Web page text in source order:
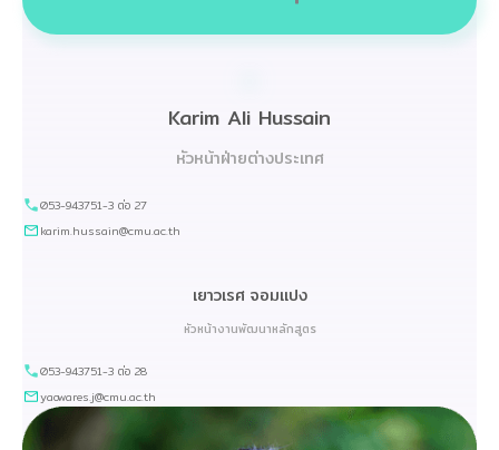
Karim Ali Hussain
หัวหน้าฝ่ายต่างประเทศ
053-943751-3 ต่อ 27
karim.hussain@cmu.ac.th
เยาวเรศ จอมแปง
หัวหน้างานพัฒนาหลักสูตร
053-943751-3 ต่อ 28
yaowares.j@cmu.ac.th